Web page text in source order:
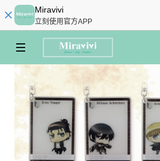
Miravivi
立刻使用官方APP